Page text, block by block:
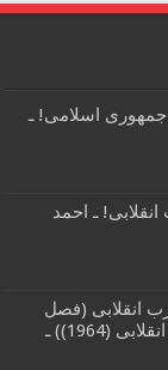
جمهوری اسلامی! ـ
ـ احمد
انقلابی (فصل
نخست از کتاب مبارزات طبقاتی و حزب انقلابی (1964)) ـ